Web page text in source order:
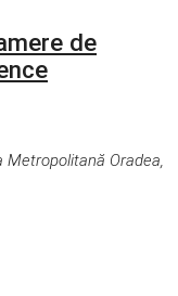
de
Metropolitană Oradea,